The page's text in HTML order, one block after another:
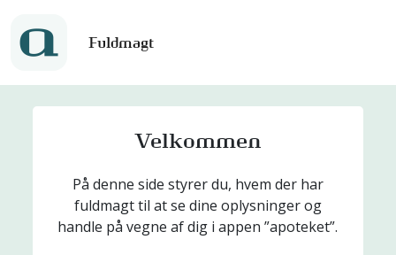
Fuldmagt
Velkommen
På denne side styrer du, hvem der har
fuldmagt til at se dine oplysninger og
handle på vegne af dig i appen ”apoteket”.